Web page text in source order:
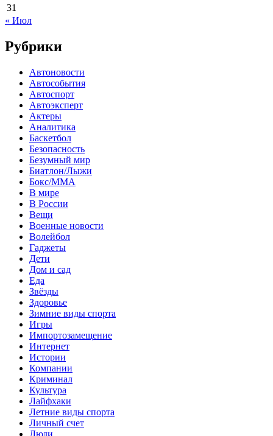
31
« Июл
Рубрики
Автоновости
Автособытия
Автоспорт
Автоэксперт
Актеры
Аналитика
Баскетбол
Безопасность
Безумный мир
Биатлон/Лыжи
Бокс/MMA
В мире
В России
Вещи
Военные новости
Волейбол
Гаджеты
Дети
Дом и сад
Еда
Звёзды
Здоровье
Зимние виды спорта
Игры
Импортозамещение
Интернет
Истории
Компании
Криминал
Культура
Лайфхаки
Летние виды спорта
Личный счет
Люди